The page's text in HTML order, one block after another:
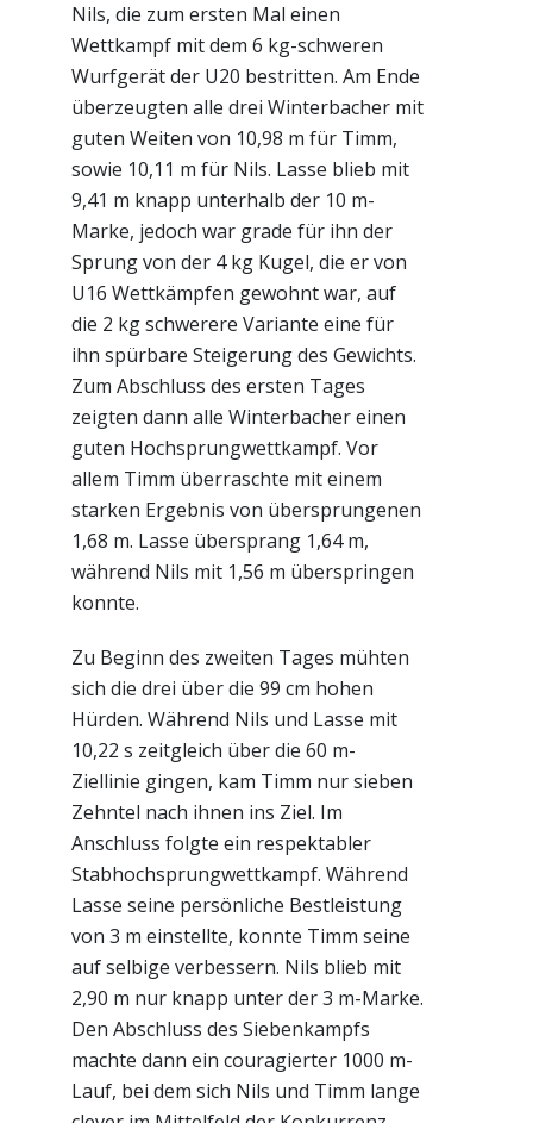
Nils, die zum ersten Mal einen
Wettkampf mit dem 6 kg-schweren
Wurfgerät der U20 bestritten. Am Ende
überzeugten alle drei Winterbacher mit
guten Weiten von 10,98 m für Timm,
sowie 10,11 m für Nils. Lasse blieb mit
9,41 m knapp unterhalb der 10 m-
Marke, jedoch war grade für ihn der
Sprung von der 4 kg Kugel, die er von
U16 Wettkämpfen gewohnt war, auf
die 2 kg schwerere Variante eine für
ihn spürbare Steigerung des Gewichts.
Zum Abschluss des ersten Tages
zeigten dann alle Winterbacher einen
guten Hochsprungwettkampf. Vor
allem Timm überraschte mit einem
starken Ergebnis von übersprungenen
1,68 m. Lasse übersprang 1,64 m,
während Nils mit 1,56 m überspringen
konnte.
Zu Beginn des zweiten Tages mühten
sich die drei über die 99 cm hohen
Hürden. Während Nils und Lasse mit
10,22 s zeitgleich über die 60 m-
Ziellinie gingen, kam Timm nur sieben
Zehntel nach ihnen ins Ziel. Im
Anschluss folgte ein respektabler
Stabhochsprungwettkampf. Während
Lasse seine persönliche Bestleistung
von 3 m einstellte, konnte Timm seine
auf selbige verbessern. Nils blieb mit
2,90 m nur knapp unter der 3 m-Marke.
Den Abschluss des Siebenkampfs
machte dann ein couragierter 1000 m-
Lauf, bei dem sich Nils und Timm lange